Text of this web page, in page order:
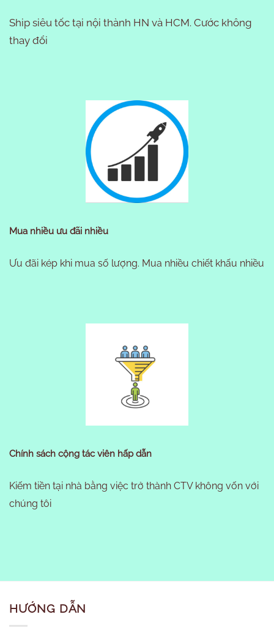
Ship siêu tốc tại nội thành HN và HCM. Cước không
thay đổi
Mua nhiều ưu đãi nhiều
Ưu đãi kép khi mua số lượng. Mua nhiều chiết khấu nhiều
Chính sách cộng tác viên hấp dẫn
Kiếm tiền tại nhà bằng việc trở thành CTV không vốn với
chúng tôi
HƯỚNG DẪN